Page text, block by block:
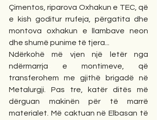
Çimentos, riparova Oxhakun e TEC, që
e kish goditur rrufeja, përgatita dhe
montova oxhakun e llambave neon
dhe shumë punime të tjera...
Ndërkohë më vjen një letër nga
ndërmarrja e montimeve, që
transferohem me gjithë brigadë në
Metalurgji. Pas tre, katër ditës më
dërguan makinën për të marrë
materialet. Më caktuan në Elbasan të